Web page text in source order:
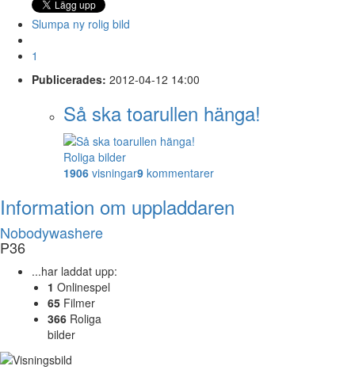
Slumpa ny rolig bild
1
Publicerades: 2012-04-12 14:00
Så ska toarullen hänga!
Roliga bilder
1906 visningar9 kommentarer
Information om uppladdaren
Nobodywashere
P36
...har laddat upp:
1 Onlinespel
65 Filmer
366 Roliga
bilder